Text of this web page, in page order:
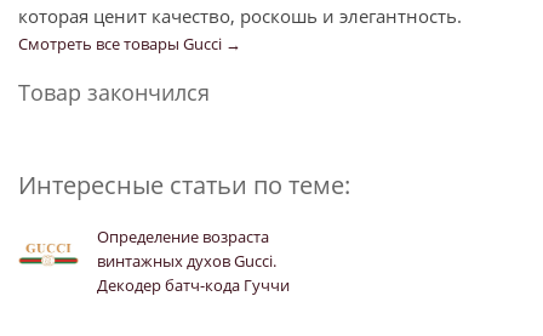
которая ценит качество, роскошь и элегантность.
Смотреть все товары Gucci →
Товар закончился
Интересные статьи по теме:
Определение возраста
винтажных духов Gucci.
Декодер батч-кода Гуччи